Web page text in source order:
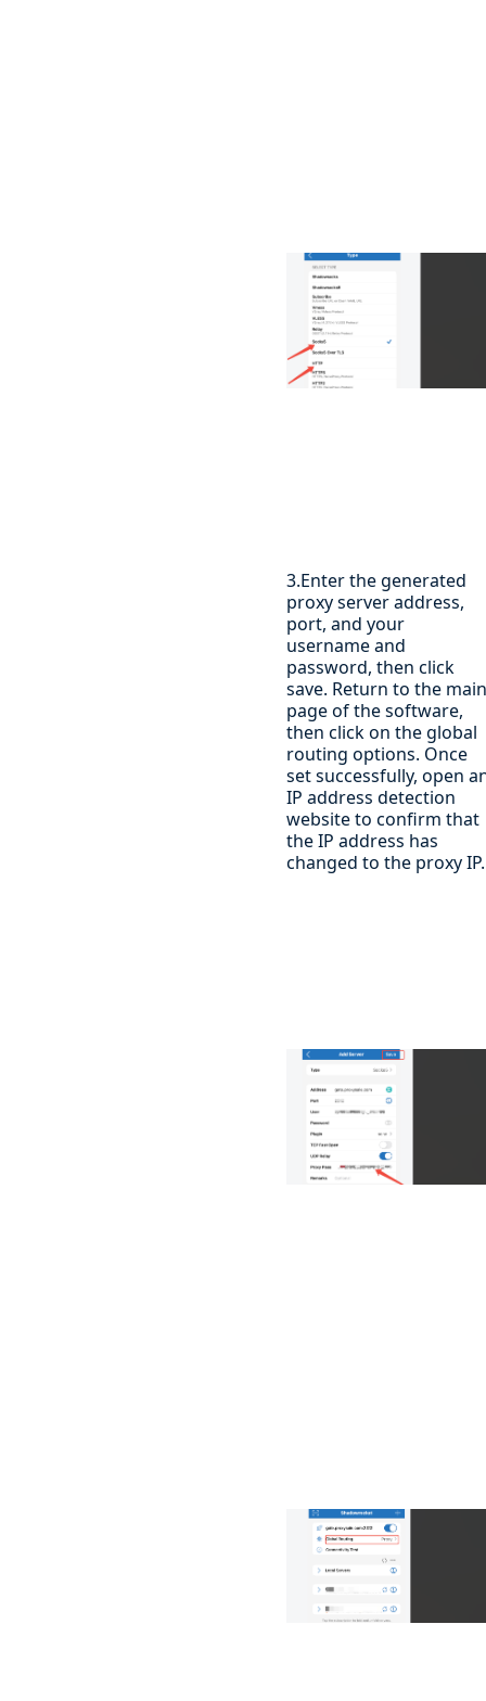
3.Enter the generated
proxy server address,
port, and your
username and
password, then click
save. Return to the main
page of the software,
then click on the global
routing options. Once
set successfully, open
IP address detection
website to confirm that
the IP address has
changed to the proxy IP.